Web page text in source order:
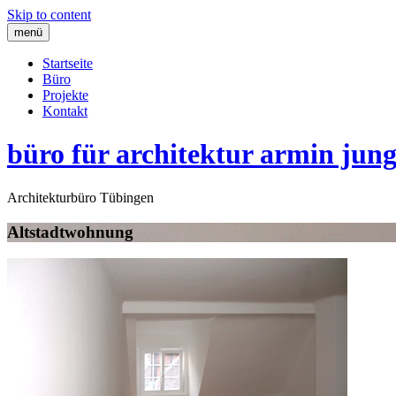
Skip to content
menü
Startseite
Büro
Projekte
Kontakt
büro für architektur armin
Architekturbüro Tübingen
Altstadtwohnung